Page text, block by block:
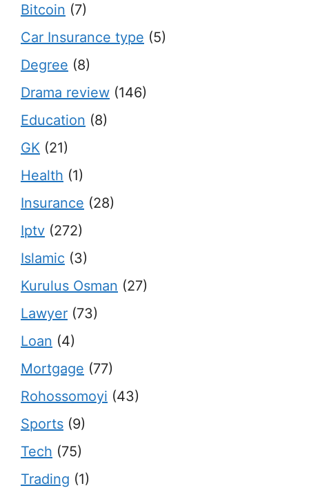
Bitcoin (7)
Car Insurance type (5)
Degree (8)
Drama review (146)
Education (8)
GK (21)
Health (1)
Insurance (28)
Iptv (272)
Islamic (3)
Kurulus Osman (27)
Lawyer (73)
Loan (4)
Mortgage (77)
Rohossomoyi (43)
Sports (9)
Tech (75)
Trading (1)